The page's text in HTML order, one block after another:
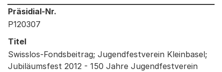
Informationen zum Ausgewählten Geschäft
Präsidial-Nr.
P120307
Titel
Swisslos-Fondsbeitrag; Jugendfestverein Kleinbasel;
Jubiläumsfest 2012 - 150 Jahre Jugendfestverein